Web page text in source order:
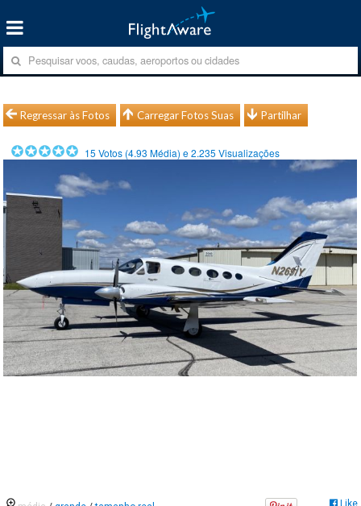
Regressar às Fotos Carregar Fotos Suas Partilhar
15 Votos (4.93 Média) e2.235 Visualizações
Like